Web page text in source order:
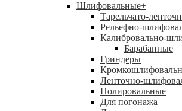
Шлифовальные+
Тарельчато-
Рельефно-
Калибровально-
Барабанные
Гриндеры
Ленточно-
Полировальные
Для погонажа